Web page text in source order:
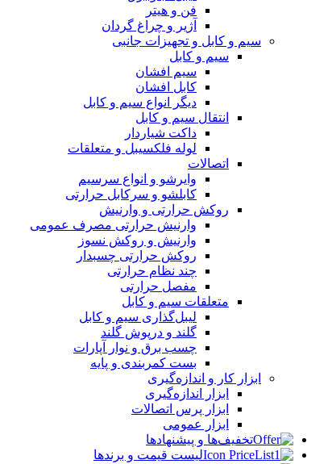
فن و هیتر
آژیر و چراغ گردان
سیم و کابل و تجهیزات جانبی
سیم و کابل
سیم افشان
کابل افشان
دیگر انواع سیم و کابل
انتقال سیم و کابل
داکت شیاردار
لوله فلکسیبل و متعلقات
اتصالات
وایرشو و انواع سرسیم
کابلشو و سرکابل حرارتی
روکش حرارتی و وارنیش
وارنیش حرارتی مصرف عمومی
وارنیش و روکش نسوز
روکش حرارتی چسبدار
چند نظام حرارتی
مفصل حرارتی
متعلقات سیم و کابل
لیبل‌گذاری سیم و کابل
گلند و درپوش گلند
چسب برق و نوار آپارات
بست کمربندی و پایه
ابزار کار و اندازه‌گیری
ابزار اندازه‌گیری
ابزار پرس اتصالات
ابزار عمومی
تخفیف‌ها و پیشنهادها
لیست قیمت و برندها